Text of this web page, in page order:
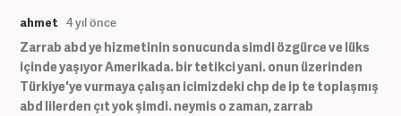
ahmet 4 yıl önce
Zarrab abd ye hizmetinin sonucunda simdi özgürce ve lüks
içinde yaşıyor Amerikada. bir tetikci yani. onun üzerinden
Türkiye'ye vurmaya çalışan icimizdeki chp de ip te toplaşmış
abd lilerden çıt yok şimdi. neymis o zaman, zarrab